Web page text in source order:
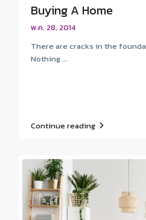
Buying A Home
พ.ค. 28, 2014
There are cracks in the
Nothing ...
Continue reading